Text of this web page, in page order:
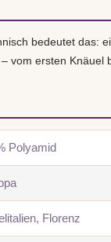
bedeutet das:
vom ersten Knäuel
Polyamid
Florenz